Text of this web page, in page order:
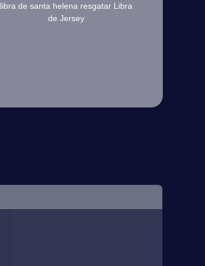
libra de santa helena resgatar Libra
de Jersey